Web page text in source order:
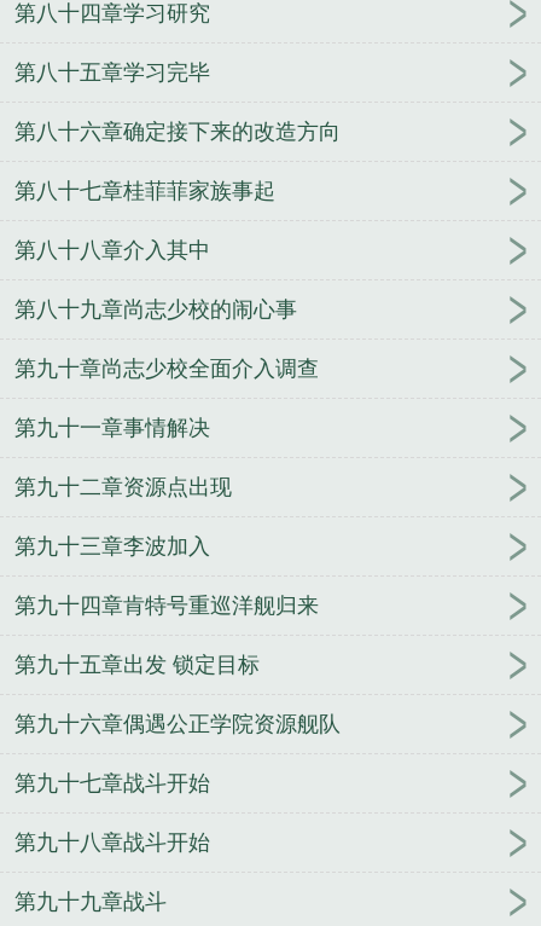
第八十四章学习研究
第八十五章学习完毕
第八十六章确定接下来的改造方向
第八十七章桂菲菲家族事起
第八十八章介入其中
第八十九章尚志少校的闹心事
第九十章尚志少校全面介入调查
第九十一章事情解决
第九十二章资源点出现
第九十三章李波加入
第九十四章肯特号重巡洋舰归来
第九十五章出发 锁定目标
第九十六章偶遇公正学院资源舰队
第九十七章战斗开始
第九十八章战斗开始
第九十九章战斗